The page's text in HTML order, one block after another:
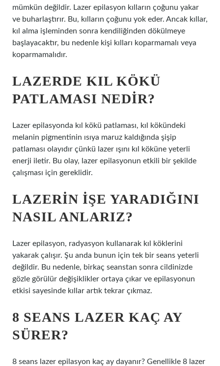
mümkün değildir. Lazer epilasyon kılların çoğunu yakar
ve buharlaştırır. Bu, kılların çoğunu yok eder. Ancak kıllar,
kıl alma işleminden sonra kendiliğinden dökülmeye
başlayacaktır, bu nedenle kişi kılları koparmamalı veya
koparmamalıdır.
LAZERDE KIL KÖKÜ
PATLAMASI NEDIR?
Lazer epilasyonda kıl kökü patlaması, kıl kökündeki
melanin pigmentinin ısıya maruz kaldığında şişip
patlaması olayıdır çünkü lazer ışını kıl köküne yeterli
enerji iletir. Bu olay, lazer epilasyonun etkili bir şekilde
çalışması için gereklidir.
LAZERIN IŞE YARADIĞINI
NASIL ANLARIZ?
Lazer epilasyon, radyasyon kullanarak kıl köklerini
yakarak çalışır. Şu anda bunun için tek bir seans yeterli
değildir. Bu nedenle, birkaç seanstan sonra cildinizde
gözle görülür değişiklikler ortaya çıkar ve epilasyonun
etkisi sayesinde kıllar artık tekrar çıkmaz.
8 SEANS LAZER KAÇ AY
SÜRER?
8 seans lazer epilasyon kaç ay dayanır? Genellikle 8 lazer